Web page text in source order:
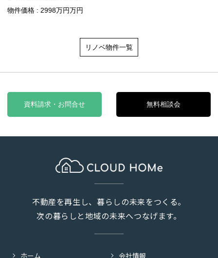
物件価格 : 2998万円万円
リノベ物件一覧
資料請求・お問合せ 無料相談会
不動産を再生し、暮らしの未来をつくる。
次の暮らしと地域の未来へつなげます。
ホーム 会社情報